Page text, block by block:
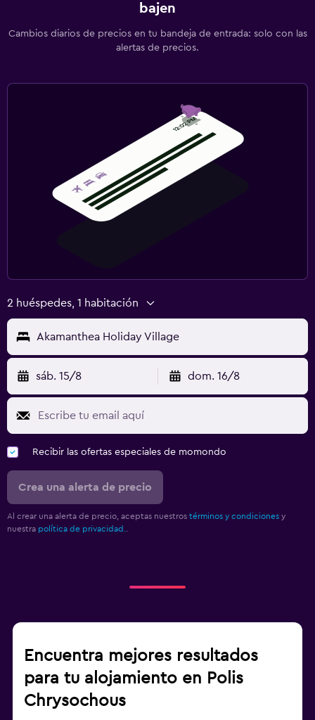
bajen
Cambios diarios de precios en tu bandeja de entrada: solo con las
alertas de precios.
2 huéspedes, 1 habitación
Akamanthea Holiday Village
sáb. 15/8 dom. 16/8
Recibir las ofertas especiales de momondo
Crea una alerta de precio
Al crear una alerta de precio, aceptas nuestros términos y condiciones y
nuestra política de privacidad.
Encuentra mejores resultados
para tu alojamiento en Polis
Chrysochous